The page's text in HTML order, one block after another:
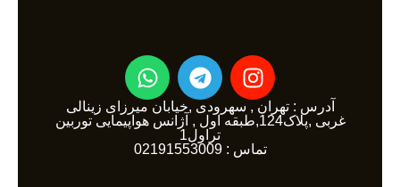
I
n
s
t
a
T
e
l
e
g
W
h
a
t
s
آدرس : تهران , سهرودی ,خیابان میرزای زینالی
غربی ,پلاک124,طبقه اول , آژانس هواپیمایی توربین
تراول1
تماس : 02191553009